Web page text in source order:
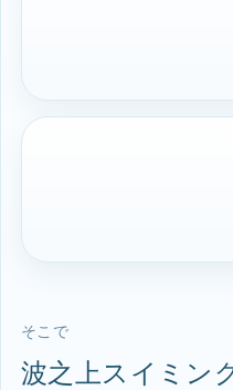
そこで
波之上スイミン